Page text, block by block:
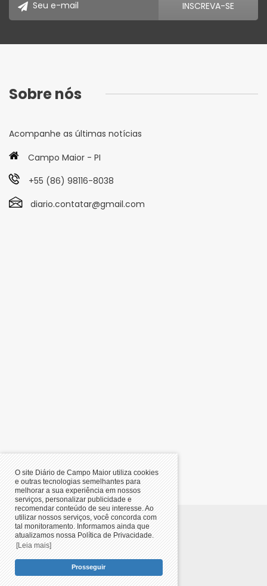
O site Diário de Campo Maior utiliza cookies
e outras tecnologias semelhantes para
melhorar a sua experiência em nossos
serviços, personalizar publicidade e
recomendar conteúdo de seu interesse. Ao
utilizar nossos serviços, você concorda com
tal monitoramento. Informamos ainda que
atualizamos nossa Política de Privacidade.
[Leia mais]
Prosseguir
Sobre nós
Acompanhe as últimas notícias
Campo Maior - PI
+55 (86) 98116-8038
diario.contatar@gmail.com
© 2019/2026,Diário de Campo
Maior-Últimas notícias de Campo
Maior, Piauí. All rights reserved.
Desenvolverdor